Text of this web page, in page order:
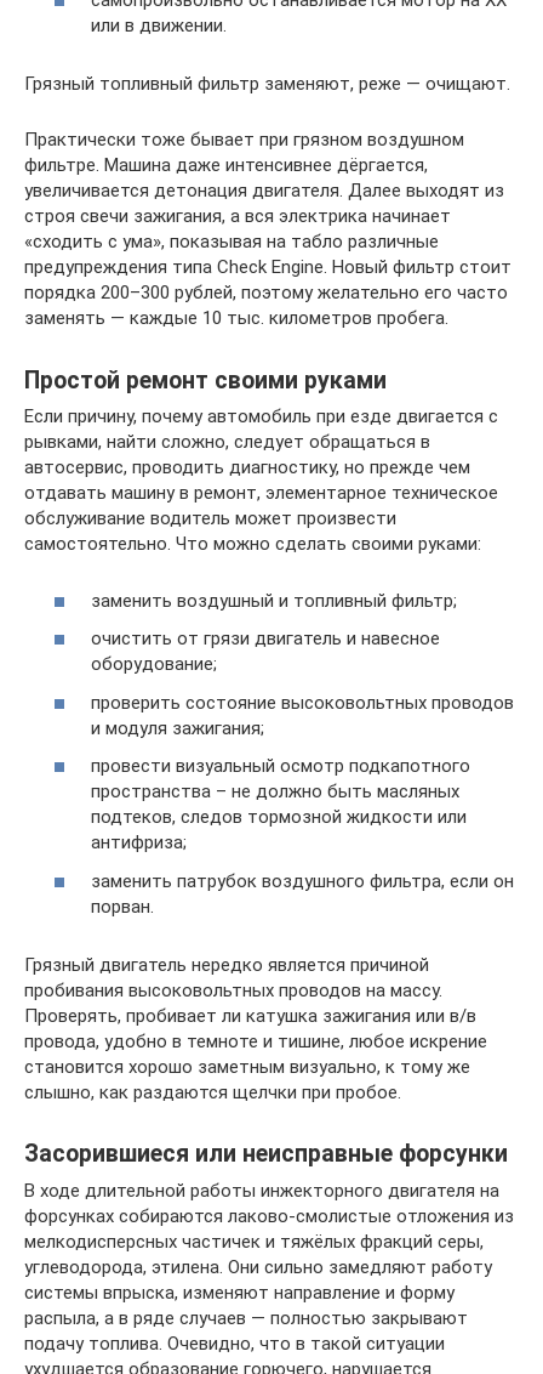
или в движении.
Грязный топливный фильтр заменяют, реже — очищают.
Практически тоже бывает при грязном воздушном
фильтре. Машина даже интенсивнее дёргается,
увеличивается детонация двигателя. Далее выходят из
строя свечи зажигания, а вся электрика начинает
«сходить с ума», показывая на табло различные
предупреждения типа Check Engine. Новый фильтр стоит
порядка 200–300 рублей, поэтому желательно его часто
заменять — каждые 10 тыс. километров пробега.
Простой ремонт своими руками
Если причину, почему автомобиль при езде двигается с
рывками, найти сложно, следует обращаться в
автосервис, проводить диагностику, но прежде чем
отдавать машину в ремонт, элементарное техническое
обслуживание водитель может произвести
самостоятельно. Что можно сделать своими руками:
заменить воздушный и топливный фильтр;
очистить от грязи двигатель и навесное
оборудование;
проверить состояние высоковольтных проводов
и модуля зажигания;
провести визуальный осмотр подкапотного
пространства – не должно быть масляных
подтеков, следов тормозной жидкости или
антифриза;
заменить патрубок воздушного фильтра, если он
порван.
Грязный двигатель нередко является причиной
пробивания высоковольтных проводов на массу.
Проверять, пробивает ли катушка зажигания или в/в
провода, удобно в темноте и тишине, любое искрение
становится хорошо заметным визуально, к тому же
слышно, как раздаются щелчки при пробое.
Засорившиеся или неисправные форсунки
В ходе длительной работы инжекторного двигателя на
форсунках собираются лаково‐смолистые отложения из
мелкодисперсных частичек и тяжёлых фракций серы,
углеводорода, этилена. Они сильно замедляют работу
системы впрыска, изменяют направление и форму
распыла, а в ряде случаев — полностью закрывают
подачу топлива. Очевидно, что в такой ситуации
ухудшается образование горючего, нарушается